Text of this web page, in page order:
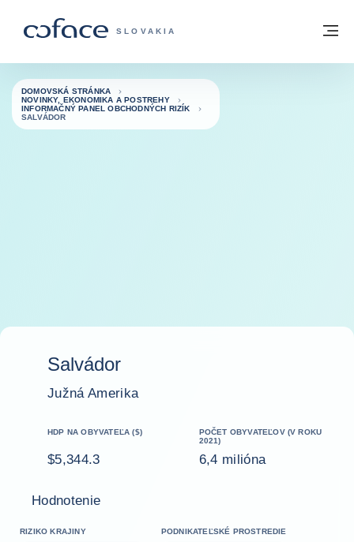
COFACE FOR TRADE - WEBOVÁ
SLOVAKIA
Späť na domovskú stránku
DOMOVSKÁ STRÁNKA
NOVINKY, EKONOMIKA A POSTREHY
INFORMAČNÝ PANEL OBCHODNÝCH RIZÍK
SALVÁDOR
Salvádor
Južná Amerika
HDP NA OBYVATEĽA ($)
$5,344.3
POČET OBYVATEĽOV (V ROKU
2021)
6,4 milióna
Hodnotenie
RIZIKO KRAJINY PODNIKATEĽSKÉ PROSTREDIE